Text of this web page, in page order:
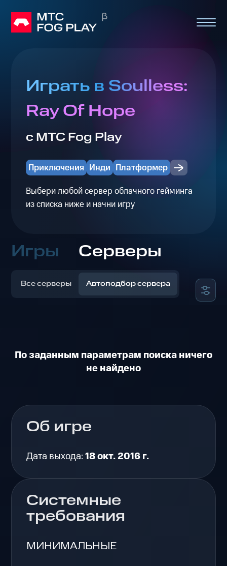
Играть в Soulless:
Ray Of Hope
с МТС Fog Play
Приключения Инди Платформер
Выбери любой сервер облачного гейминга
из списка ниже и начни игру
Игры Серверы
Все серверы Автоподбор сервера
По заданным параметрам поиска ничего
не найдено
Об игре
Дата выхода:18 окт. 2016 г.
Системные
требования
МИНИМАЛЬНЫЕ